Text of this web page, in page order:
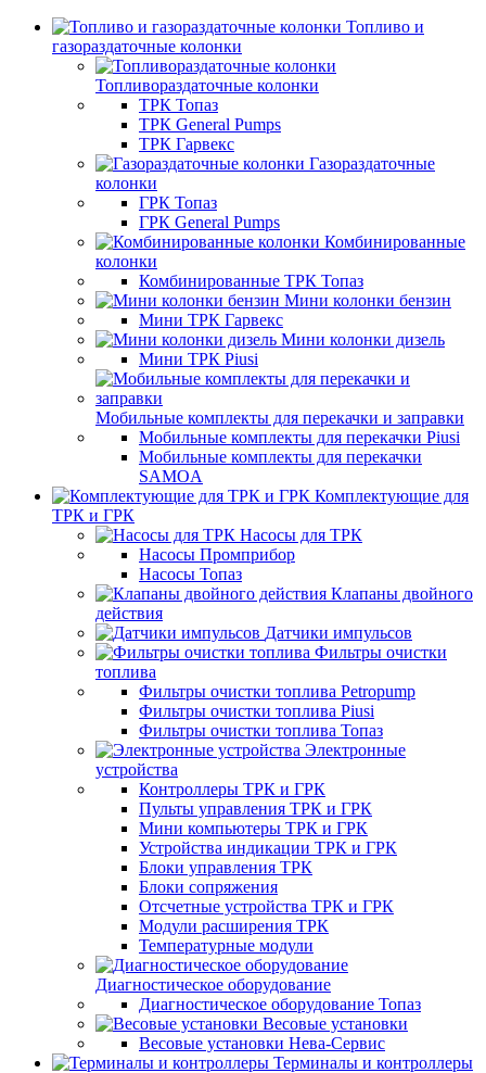
Топливо и
газораздаточные колонки
Топливораздаточные колонки
ТРК Топаз
ТРК General Pumps
ТРК Гарвекс
Газораздаточные
колонки
ГРК Топаз
ГРК General Pumps
Комбинированные
колонки
Комбинированные ТРК Топаз
Мини колонки бензин
Мини ТРК Гарвекс
Мини колонки дизель
Мини ТРК Piusi
Мобильные комплекты для перекачки и заправки
Мобильные комплекты для перекачки Piusi
Мобильные комплекты для перекачки
SAMOA
Комплектующие для
ТРК и ГРК
Насосы для ТРК
Насосы Промприбор
Насосы Топаз
Клапаны двойного
действия
Датчики импульсов
Фильтры очистки
топлива
Фильтры очистки топлива Petropump
Фильтры очистки топлива Piusi
Фильтры очистки топлива Топаз
Электронные
устройства
Контроллеры ТРК и ГРК
Пульты управления ТРК и ГРК
Мини компьютеры ТРК и ГРК
Устройства индикации ТРК и ГРК
Блоки управления ТРК
Блоки сопряжения
Отсчетные устройства ТРК и ГРК
Модули расширения ТРК
Температурные модули
Диагностическое оборудование
Диагностическое оборудование Топаз
Весовые установки
Весовые установки Нева-Сервис
Терминалы и контроллеры